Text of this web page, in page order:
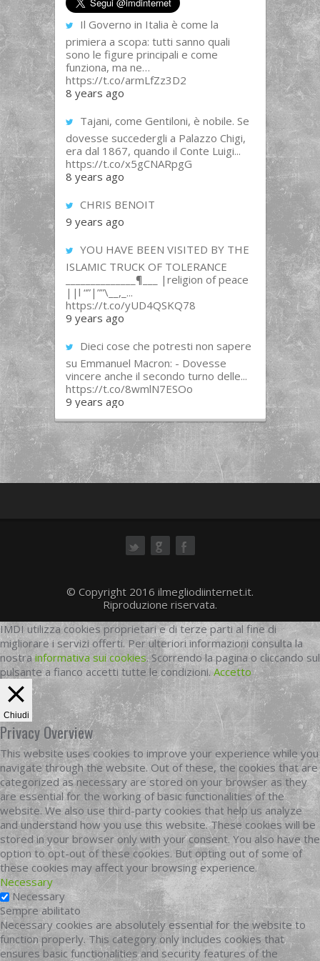
Il Governo in Italia è come la
primiera a scopa: tutti sanno quali
sono le figure principali e come
funziona, ma ne…
https://t.co/armLfZz3D2
8 years ago
Tajani, come Gentiloni, è nobile. Se
dovesse succedergli a Palazzo Chigi,
era dal 1867, quando il Conte Luigi...
https://t.co/x5gCNARpgG
8 years ago
CHRIS BENOIT
9 years ago
YOU HAVE BEEN VISITED BY THE
ISLAMIC TRUCK OF TOLERANCE
______________¶___ |religion of peace
||l “”|””\__,_...
https://t.co/yUD4QSKQ78
9 years ago
Dieci cose che potresti non sapere
su Emmanuel Macron: - Dovesse
vincere anche il secondo turno delle...
https://t.co/8wmlN7ESOo
9 years ago
© Copyright 2016 ilmegliodiinternet.it.
Riproduzione riservata.
IMDI utilizza cookies proprietari e di terze parti al fine di
migliorare i servizi offerti. Per ulteriori informazioni consulta la
nostrainformativa sui cookies. Scorrendo la pagina o cliccando sul
pulsante a fianco accetti tutte le condizioni.Accetto
Chiudi
Privacy Overview
This website uses cookies to improve your experience while you
navigate through the website. Out of these, the cookies that are
categorized as necessary are stored on your browser as they
are essential for the working of basic functionalities of the
website. We also use third-party cookies that help us analyze
and understand how you use this website. These cookies will be
stored in your browser only with your consent. You also have the
option to opt-out of these cookies. But opting out of some of
these cookies may affect your browsing experience.
Necessary
Necessary
Sempre abilitato
Necessary cookies are absolutely essential for the website to
function properly. This category only includes cookies that
ensures basic functionalities and security features of the